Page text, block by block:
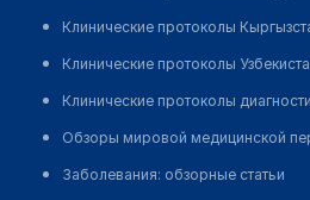
Клинические протоколы
Клинические протоколы
Клинические протоколы
Обзоры мировой медицинской
Заболевания: обзорные статьи